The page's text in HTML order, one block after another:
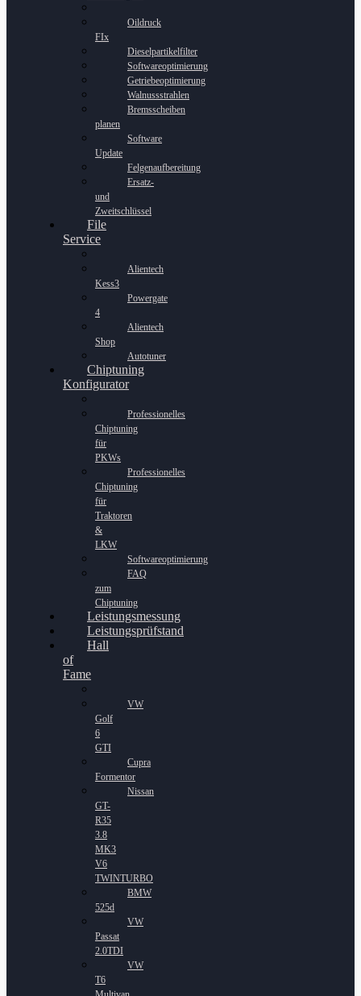
Oildruck
FIx
Dieselpartikelfilter
Softwareoptimierung
Getriebeoptimierung
Walnussstrahlen
Bremsscheiben
planen
Software
Update
Felgenaufbereitung
Ersatz-
und
Zweitschlüssel
File
Service
Alientech
Kess3
Powergate
4
Alientech
Shop
Autotuner
Chiptuning
Konfigurator
Professionelles
Chiptuning
für
PKWs
Professionelles
Chiptuning
für
Traktoren
&
LKW
Softwareoptimierung
FAQ
zum
Chiptuning
Leistungsmessung
Leistungsprüfstand
Hall
of
Fame
VW
Golf
6
GTI
Cupra
Formentor
Nissan
GT-
R35
3.8
MK3
V6
TWINTURBO
BMW
525d
VW
Passat
2.0TDI
VW
T6